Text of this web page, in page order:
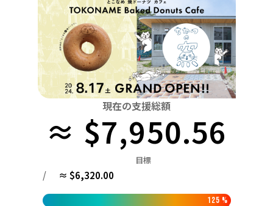
九州・沖縄
新潟 富山 石川 福井 山梨 長野
三重 滋賀 京都 大阪 兵庫 奈良
鳥取 島根 岡山 広島 山口
九州・沖縄
現在の支援総額
≈ $7,950.56
目標
/ ≈ $6,320.00
125 %